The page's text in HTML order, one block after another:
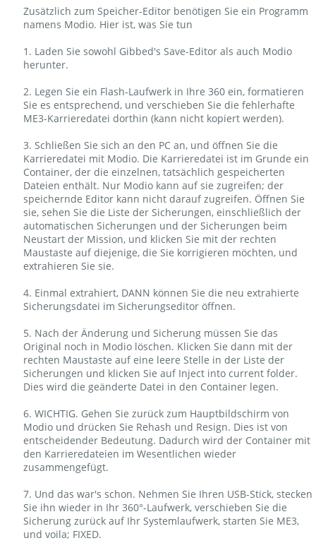
Zusätzlich zum Speicher-Editor benötigen Sie ein Programm
namens Modio. Hier ist, was Sie tun
1. Laden Sie sowohl Gibbed's Save-Editor als auch Modio
herunter.
2. Legen Sie ein Flash-Laufwerk in Ihre 360 ein, formatieren
Sie es entsprechend, und verschieben Sie die fehlerhafte
ME3-Karrieredatei dorthin (kann nicht kopiert werden).
3. Schließen Sie sich an den PC an, und öffnen Sie die
Karrieredatei mit Modio. Die Karrieredatei ist im Grunde ein
Container, der die einzelnen, tatsächlich gespeicherten
Dateien enthält. Nur Modio kann auf sie zugreifen; der
speichernde Editor kann nicht darauf zugreifen. Öffnen Sie
sie, sehen Sie die Liste der Sicherungen, einschließlich der
automatischen Sicherungen und der Sicherungen beim
Neustart der Mission, und klicken Sie mit der rechten
Maustaste auf diejenige, die Sie korrigieren möchten, und
extrahieren Sie sie.
4. Einmal extrahiert, DANN können Sie die neu extrahierte
Sicherungsdatei im Sicherungseditor öffnen.
5. Nach der Änderung und Sicherung müssen Sie das
Original noch in Modio löschen. Klicken Sie dann mit der
rechten Maustaste auf eine leere Stelle in der Liste der
Sicherungen und klicken Sie auf Inject into current folder.
Dies wird die geänderte Datei in den Container legen.
6. WICHTIG. Gehen Sie zurück zum Hauptbildschirm von
Modio und drücken Sie Rehash und Resign. Dies ist von
entscheidender Bedeutung. Dadurch wird der Container mit
den Karrieredateien im Wesentlichen wieder
zusammengefügt.
7. Und das war's schon. Nehmen Sie Ihren USB-Stick, stecken
Sie ihn wieder in Ihr 360°-Laufwerk, verschieben Sie die
Sicherung zurück auf Ihr Systemlaufwerk, starten Sie ME3,
und voila; FIXED.